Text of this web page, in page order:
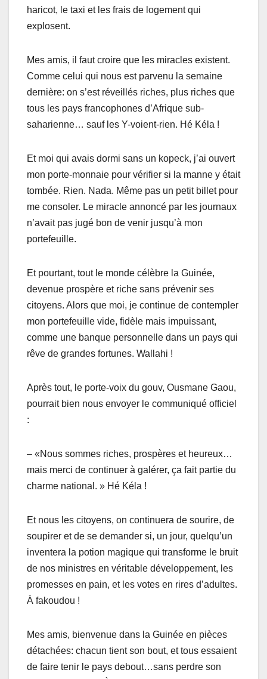
haricot, le taxi et les frais de logement qui
explosent.
Mes amis, il faut croire que les miracles existent.
Comme celui qui nous est parvenu la semaine
dernière: on s’est réveillés riches, plus riches que
tous les pays francophones d’Afrique sub-
saharienne… sauf les Y-voient-rien. Hé Kéla !
Et moi qui avais dormi sans un kopeck, j’ai ouvert
mon porte-monnaie pour vérifier si la manne y était
tombée. Rien. Nada. Même pas un petit billet pour
me consoler. Le miracle annoncé par les journaux
n’avait pas jugé bon de venir jusqu’à mon
portefeuille.
Et pourtant, tout le monde célèbre la Guinée,
devenue prospère et riche sans prévenir ses
citoyens. Alors que moi, je continue de contempler
mon portefeuille vide, fidèle mais impuissant,
comme une banque personnelle dans un pays qui
rêve de grandes fortunes. Wallahi !
Après tout, le porte-voix du gouv, Ousmane Gaou,
pourrait bien nous envoyer le communiqué officiel
:
– «Nous sommes riches, prospères et heureux…
mais merci de continuer à galérer, ça fait partie du
charme national. » Hé Kéla !
Et nous les citoyens, on continuera de sourire, de
soupirer et de se demander si, un jour, quelqu’un
inventera la potion magique qui transforme le bruit
de nos ministres en véritable développement, les
promesses en pain, et les votes en rires d’adultes.
À fakoudou !
Mes amis, bienvenue dans la Guinée en pièces
détachées: chacun tient son bout, et tous essaient
de faire tenir le pays debout…sans perdre son